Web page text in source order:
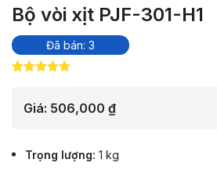
Bộ vòi xịt PJF-301-H1
Đã bán: 3
đánh giá
Giá: 506,000 ₫
Trọng lượng 1 kg